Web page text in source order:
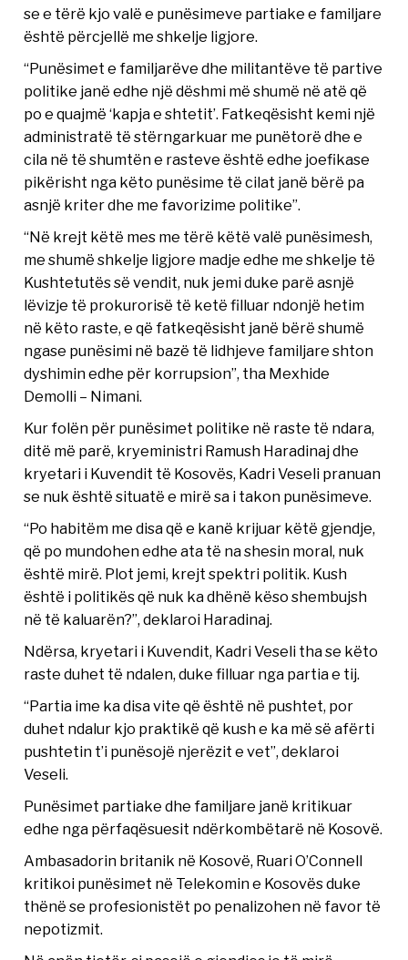
se e tërë kjo valë e punësimeve partiake e familjare
është përcjellë me shkelje ligjore.
“Punësimet e familjarëve dhe militantëve të partive
politike janë edhe një dëshmi më shumë në atë që
po e quajmë ‘kapja e shtetit’. Fatkeqësisht kemi një
administratë të stërngarkuar me punëtorë dhe e
cila në të shumtën e rasteve është edhe joefikase
pikërisht nga këto punësime të cilat janë bërë pa
asnjë kriter dhe me favorizime politike”.
“Në krejt këtë mes me tërë këtë valë punësimesh,
me shumë shkelje ligjore madje edhe me shkelje të
Kushtetutës së vendit, nuk jemi duke parë asnjë
lëvizje të prokurorisë të ketë filluar ndonjë hetim
në këto raste, e që fatkeqësisht janë bërë shumë
ngase punësimi në bazë të lidhjeve familjare shton
dyshimin edhe për korrupsion”, tha Mexhide
Demolli – Nimani.
Kur folën për punësimet politike në raste të ndara,
ditë më parë, kryeministri Ramush Haradinaj dhe
kryetari i Kuvendit të Kosovës, Kadri Veseli pranuan
se nuk është situatë e mirë sa i takon punësimeve.
“Po habitëm me disa që e kanë krijuar këtë gjendje,
që po mundohen edhe ata të na shesin moral, nuk
është mirë. Plot jemi, krejt spektri politik. Kush
është i politikës që nuk ka dhënë këso shembujsh
në të kaluarën?”, deklaroi Haradinaj.
Ndërsa, kryetari i Kuvendit, Kadri Veseli tha se këto
raste duhet të ndalen, duke filluar nga partia e tij.
“Partia ime ka disa vite që është në pushtet, por
duhet ndalur kjo praktikë që kush e ka më së afërti
pushtetin t’i punësojë njerëzit e vet”, deklaroi
Veseli.
Punësimet partiake dhe familjare janë kritikuar
edhe nga përfaqësuesit ndërkombëtarë në Kosovë.
Ambasadorin britanik në Kosovë, Ruari O’Connell
kritikoi punësimet në Telekomin e Kosovës duke
thënë se profesionistët po penalizohen në favor të
nepotizmit.